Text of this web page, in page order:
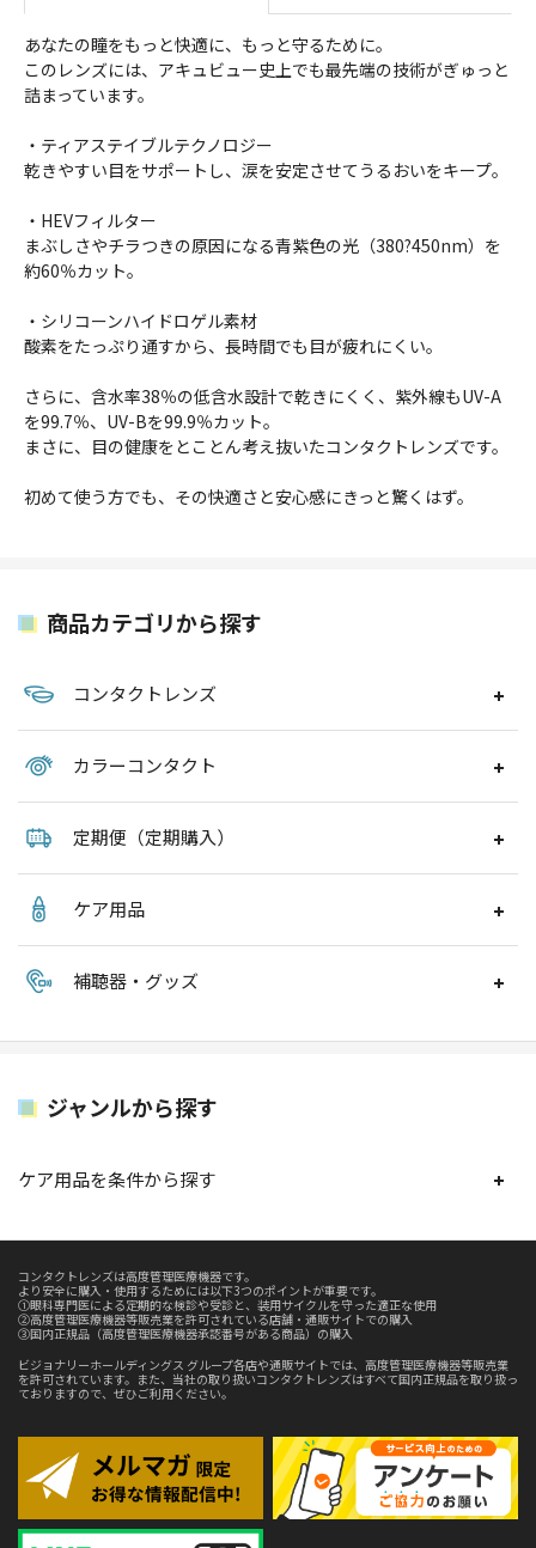
あなたの瞳をもっと快適に、もっと守るために。
このレンズには、アキュビュー史上でも最先端の技術がぎゅっと
詰まっています。
・ティアステイブルテクノロジー
乾きやすい目をサポートし、涙を安定させてうるおいをキープ。
・HEVフィルター
まぶしさやチラつきの原因になる青紫色の光（380?450nm）を
約60％カット。
・シリコーンハイドロゲル素材
酸素をたっぷり通すから、長時間でも目が疲れにくい。
さらに、含水率38％の低含水設計で乾きにくく、紫外線もUV-A
を99.7％、UV-Bを99.9％カット。
まさに、目の健康をとことん考え抜いたコンタクトレンズです。
初めて使う方でも、その快適さと安心感にきっと驚くはず。
商品カテゴリから探す
コンタクトレンズ
カラーコンタクト
定期便（定期購入）
ケア用品
補聴器・グッズ
ジャンルから探す
ケア用品を条件から探す
コンタクトレンズは高度管理医療機器です。
より安全に購入・使用するためには以下3つのポイントが重要です。
①眼科専門医による定期的な検診や受診と、装用サイクルを守った適正な使用
②高度管理医療機器等販売業を許可されている店舗・通販サイトでの購入
③国内正規品（高度管理医療機器承認番号がある商品）の購入
ビジョナリーホールディングス グループ各店や通販サイトでは、高度管理医療機器等販売業
を許可されています。また、当社の取り扱いコンタクトレンズはすべて国内正規品を取り扱っ
ておりますので、ぜひご利用ください。